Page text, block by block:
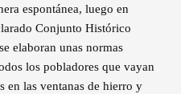
espontánea, luego en
Conjunto Histórico
elaboran unas normas
los pobladores que vayan
en las ventanas de hierro y